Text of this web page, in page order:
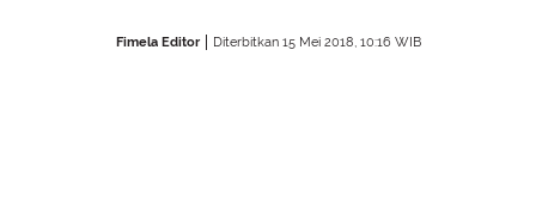
Fimela Editor Diterbitkan 15 Mei 2018, 10:16 WIB